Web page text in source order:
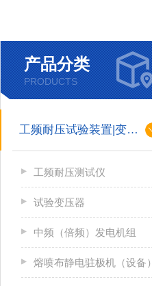
产品分类
PRODUCTS
工频耐压试验装置|变压器
工频耐压测试仪
试验变压器
中频（倍频）发电机组
熔喷布静电驻极机（设备）